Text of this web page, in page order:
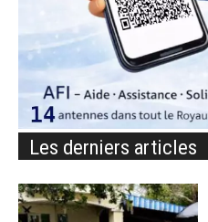
Les derniers articles